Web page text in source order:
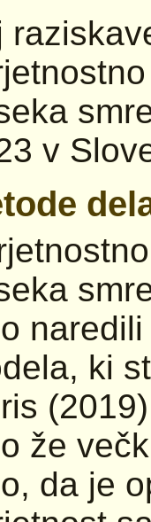
v
ki
že
da je